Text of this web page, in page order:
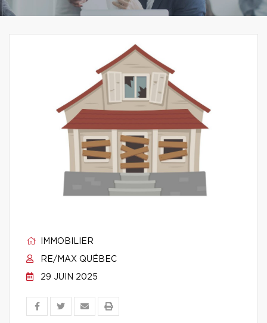
IMMOBILIER
RE/MAX QUÉBEC
29 JUIN 2025